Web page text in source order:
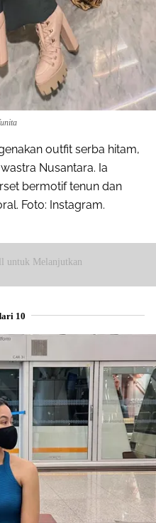
outfit serba hitam,
Nusantara. Ia
bermotif tenun dan
Foto: Instagram.
untuk Melanjutkan
10